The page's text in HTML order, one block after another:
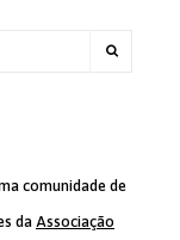
comunidade de
daAssociação